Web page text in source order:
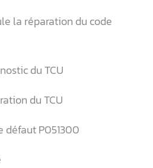
la réparation du code
du TCU
du TCU
défaut P051300